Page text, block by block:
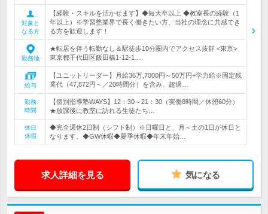
対象と
なる方
【経験・スキルを活かせます】◆短大卒以上 ◆教室長の経験（1
年以上）※学習塾業界で長く働きたい方、当社の理念に共感でき
る方を歓迎します！
勤務地
★転居を伴う転勤なし＆駅徒歩10分圏内でアクセス抜群 <東京>
東京都千代田区飯田橋1-12-1…
給与
【ユニットリーダー】月給36万,7000円～50万円+学力給※固定残
業代（47,872円～／20時間分）を含み、超過…
勤務
時間
【個別指導塾WAYS】12：30～21：30（実働8時間／休憩60分）
★放課後に教室に訪れる生徒たち…
休日
休暇
◆完全週休2日制（シフト制）※日曜日と、月～土の1日が休日と
なります。◆GW休暇◆夏季休暇◆年末年始…
求人詳細を見る 気になる